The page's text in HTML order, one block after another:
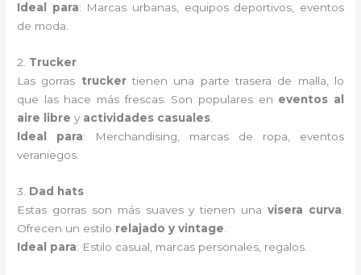
Ideal para: Marcas urbanas, equipos deportivos, eventos
de moda.
2. Trucker
Las gorras truckertienen una parte trasera de malla, lo
que las hace más frescas. Son populares en eventos al
aire libre y actividades casuales
Ideal para: Merchandising, marcas de ropa, eventos
veraniegos.
3. Dad hats
Estas gorras son más suaves y tienen unavisera curva
Ofrecen un estilo relajado y vintage
Ideal para: Estilo casual, marcas personales, regalos.